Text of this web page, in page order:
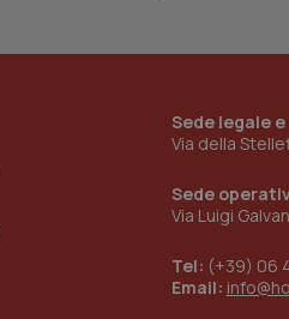
Sede legale
Via della
Sede
Via Luigi
Tel: (+39) 06
Email:
tracking-sites-
ironfish-tracking-